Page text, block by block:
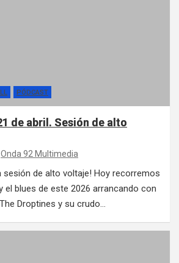
PÓDCAST
de abril. Sesión de alto
Onda 92 Multimedia
sesión de alto voltaje! Hoy recorremos
el blues de este 2026 arrancando con
Droptines y su crudo…